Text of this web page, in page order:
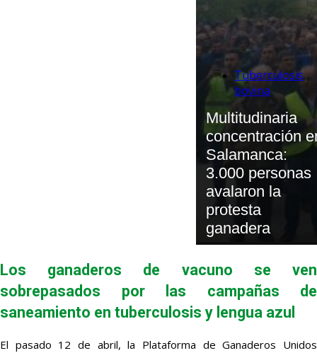
Tuberculosis
bovina
Multitudinaria
concentración
Salamanca:
3.000 personas
avalaron la
protesta
ganadera
Los ganaderos de vacuno se ven
sobrepasados por las campañas de
saneamiento en tuberculosis y lengua azul
El pasado 12 de abril, la Plataforma de Ganaderos Unidos